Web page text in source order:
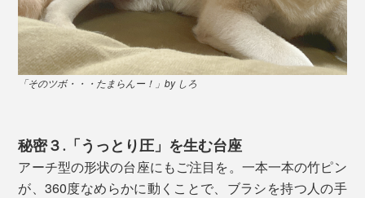
「そのツボ・・・たまらんー！」by しろ
秘密３.「うっとり圧」を生む台座
アーチ型の形状の台座にもご注目を。一本一本の竹ピン
が、360度なめらかに動くことで、ブラシを持つ人の手